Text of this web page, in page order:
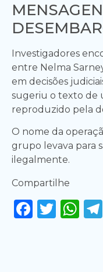
Investigadores
entre Nelma
em decisões
sugeriu o texto de
reproduzido pela
O nome da
grupo levava para
ilegalmente.
Compartilhe